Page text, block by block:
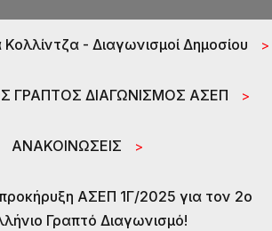
- Διαγωνισμοί Δημοσίου >
ΓΡΑΠΤΟΣ ΔΙΑΓΩΝΙΣΜΟΣ ΑΣΕΠ >
ΑΝΑΚΟΙΝΩΣΕΙΣ >
ΑΣΕΠ 1Γ/2025 για τον 2ο
Γραπτό Διαγωνισμό!